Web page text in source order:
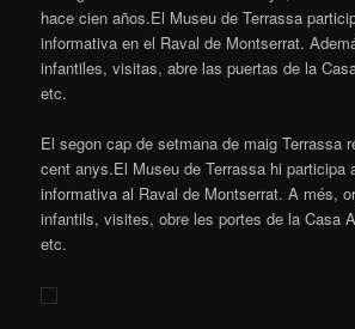
hace cien años.El Museu de Terrassa
informativa en el Raval de Montserrat.
infantiles, visitas, abre las puertas de la
etc.
El segon cap de setmana de maig Terrassa
cent anys.El Museu de Terrassa hi participa
informativa al Raval de Montserrat. A més,
infantils, visites, obre les portes de la Casa
etc.